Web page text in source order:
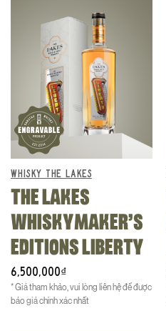
WHISKY THE LAKES
THE LAKES
WHISKYMAKER’S
EDITIONS LIBERTY
6,500,000₫
* Giá tham khảo, vui lòng liên hệ để được
báo giá chính xác nhất